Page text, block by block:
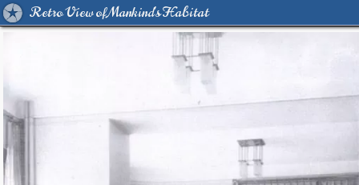
Retro View of Mankind's Habitat